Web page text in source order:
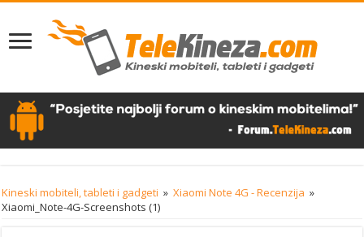
Kineski mobiteli, tableti i gadgeti » Xiaomi Note 4G - Recenzija »
Xiaomi_Note-4G-Screenshots (1)